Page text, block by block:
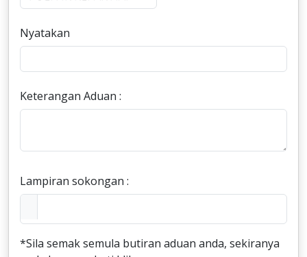
Nyatakan
Keterangan Aduan :
Lampiran sokongan :
*Sila semak semula butiran aduan anda, sekiranya